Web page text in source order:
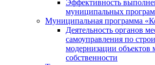
Эффективность
муниципальных
Муниципальная программа
Деятельность органов
самоуправления по
модернизации объектов
собственности